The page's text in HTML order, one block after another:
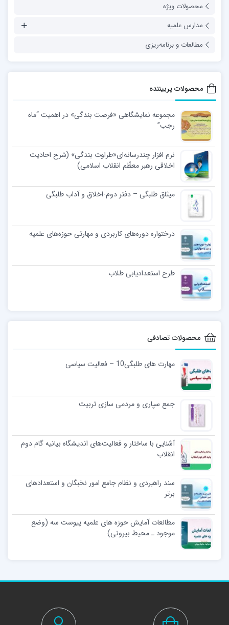
محصولات ویژه
مدارس علمیه
مطالعات و برنامه‌ریزی
محصولات پربیننده
مجموعه نمایشگاهی «فرصت بندگی» در اهمیت “ماه
رجب”
نرم افزار چندرسانه‌ای«طراوت بندگی» (شرح احادیث
اخلاقی رهبر معظّم انقلاب اسلامی)
میثاق طلبگی – دفتر دوم-اخلاق و آداب طلبگی
درختواره دوره‌های کاربردی و مهارتی حوزه‌های علمیه
طرح استعدادیابی طلاب
محصولات تصادفی
مهارت های طلبگی10 – فعالیت سیاسی
جمع سپاری و مردمی‌ سازی تربیت
آشنایی با ساختار و فعالیت‌های اندیشگاه بیانیه گام دوم
انقلاب
سند راهبردی و نظام جامع امور نخبگان و استعدادهای
برتر
مطالعات آمایش حوزه های علمیه پیوست سه (وضع
موجود ـ محیط بیرونی)